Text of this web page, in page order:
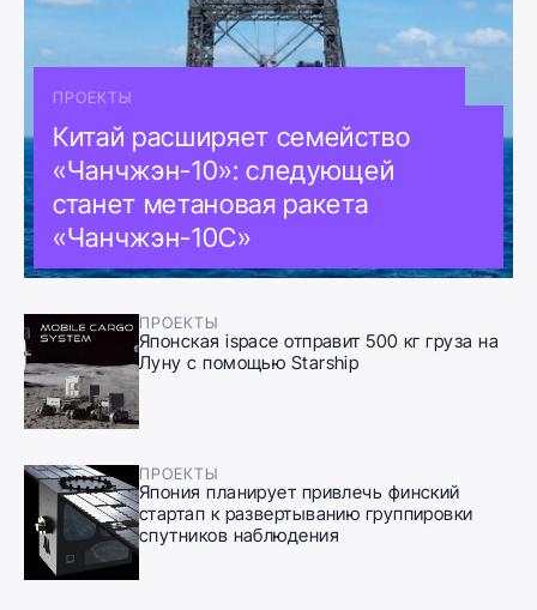
ПРОЕКТЫ
Китай расширяет семейство
«Чанчжэн-10»: следующей
станет метановая ракета
«Чанчжэн-10C»
ПРОЕКТЫ
Японская ispace отправит 500 кг груза на
Луну с помощью Starship
ПРОЕКТЫ
Япония планирует привлечь финский
стартап к развертыванию группировки
спутников наблюдения